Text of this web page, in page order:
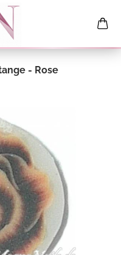
- Rose